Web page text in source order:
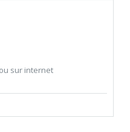
sur internet